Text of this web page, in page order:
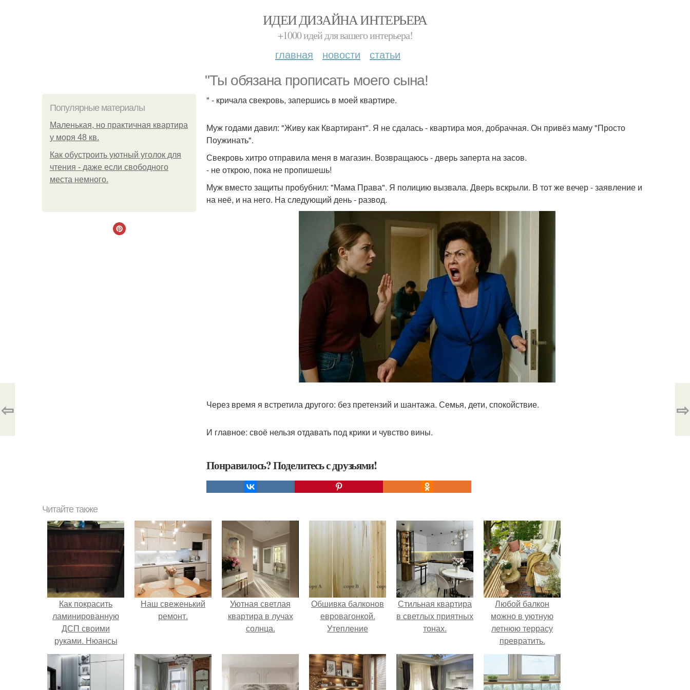
ИДЕИ ДИЗАЙНА ИНТЕРЬЕРА
+1000 идей для вашего интерьера!
главная новости статьи
"Ты обязана прописать моего сына!
Популярные материалы
Маленькая, но практичная квартира
у моря 48 кв.
Как обустроить уютный уголок для
чтения - даже если свободного
места немного.
" - кричала свекровь, запершись в моей квартире.
Муж годами давил: "Живу как Квартирант". Я не сдалась - квартира моя, добрачная. Он привёз маму "Просто
Поужинать".
Свекровь хитро отправила меня в магазин. Возвращаюсь - дверь заперта на засов.
- не открою, пока не пропишешь!
Муж вместо защиты пробубнил: "Мама Права". Я полицию вызвала. Дверь вскрыли. В тот же вечер - заявление и
на неё, и на него. На следующий день - развод.
Через время я встретила другого: без претензий и шантажа. Семья, дети, спокойствие.
И главное: своё нельзя отдавать под крики и чувство вины.
Понравилось? Поделитесь с друзьями!
⇦ ⇨
Читайте также
Как покрасить
ламинированную
ДСП своими
руками. Нюансы
перекраски
мебельного ДСП
Наш свеженький
ремонт.
Уютная светлая
квартира в лучах
солнца.
Обшивка балконов
евровагонкой.
Утепление
Стильная квартира
в светлых приятных
тонах.
Любой балкон
можно в уютную
летнюю террасу
превратить.